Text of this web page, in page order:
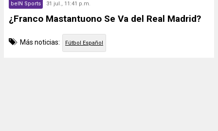
beIN Sports 31 jul., 11:41 p.m.
¿Franco Mastantuono Se Va del Real Madrid?
Más noticias: Fútbol Español